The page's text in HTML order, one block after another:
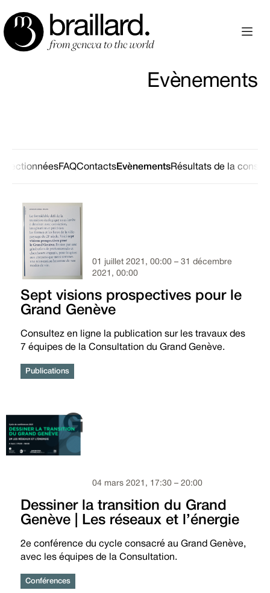
Evènements
FAQContacts EvènementsRésultats de la
Sept visions prospectives pour le
Grand Genève
01 juillet 2021, 00:00 – 31 décembre
2021, 00:00
Consultez en ligne la publication sur les travaux des
7 équipes de la Consultation du Grand Genève.
Publications
Dessiner la transition du Grand
Genève | Les réseaux et l’énergie
04 mars 2021, 17:30 – 20:00
2e conférence du cycle consacré au Grand Genève,
avec les équipes de la Consultation.
Conférences